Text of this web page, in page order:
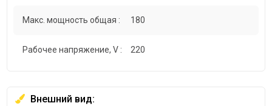
Макс. мощность общая : 180
Рабочее напряжение, V : 220
Внешний вид: